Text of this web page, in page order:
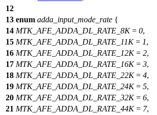
12
13 enum adda_input_mode_rate {
14 MTK_AFE_ADDA_DL_RATE_8K= 0,
15 MTK_AFE_ADDA_DL_RATE_11K= 1,
16 MTK_AFE_ADDA_DL_RATE_12K= 2,
17 MTK_AFE_ADDA_DL_RATE_16K= 3,
18 MTK_AFE_ADDA_DL_RATE_22K= 4,
19 MTK_AFE_ADDA_DL_RATE_24K= 5,
20 MTK_AFE_ADDA_DL_RATE_32K= 6,
21 MTK_AFE_ADDA_DL_RATE_44K= 7,